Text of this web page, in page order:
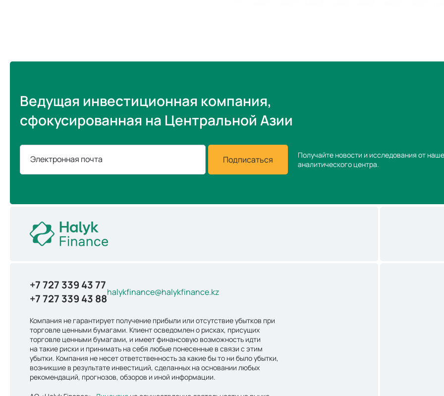
Ведущая инвестиционная компания,
сфокусированная на Центральной Азии
Электронная почта Подписаться
Получайте новости и исследования от
аналитического центра.
+7 727 339 43 77
+7 727 339 43 88halykfinance@halykfinance.kz
Компания не гарантирует получение прибыли или отсутствие убытков при
торговле ценными бумагами. Клиент осведомлен о рисках, присущих
торговле ценными бумагами, и имеет финансовую возможность идти
на такие риски и принимать на себя любые понесенные в связи с этим
убытки. Компания не несет ответственность за какие бы то ни было убытки,
возникшие в результате инвестиций, сделанных на основании любых
рекомендаций, прогнозов, обзоров и иной информации.